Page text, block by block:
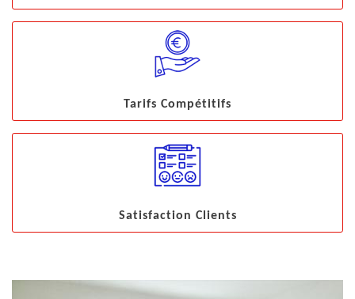
Tarifs Compétitifs
Satisfaction Clients